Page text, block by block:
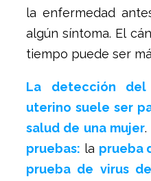
la enfermedad
algún síntoma. El
tiempo puede ser
La detección
uterino suele ser
salud de una mujer.
pruebas: la prueba
prueba de virus